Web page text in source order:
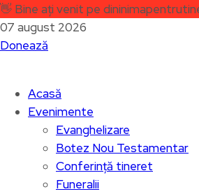
👋 Bine ați venit pe
07 august 2026
Donează
Acasă
Evenimente
Evanghelizare
Botez Nou Testamentar
Conferință tineret
Funeralii